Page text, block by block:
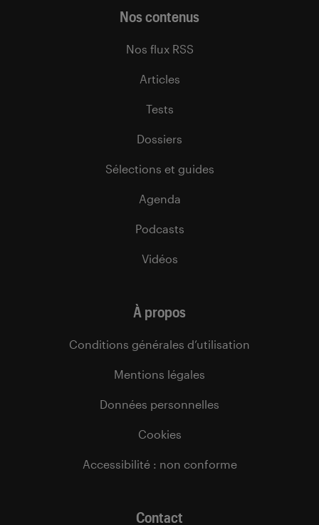
Nos contenus
Nos flux RSS
Articles
Tests
Dossiers
Sélections et guides
Agenda
Podcasts
Vidéos
À propos
Conditions générales d’utilisation
Mentions légales
Données personnelles
Cookies
Accessibilité : non conforme
Contact